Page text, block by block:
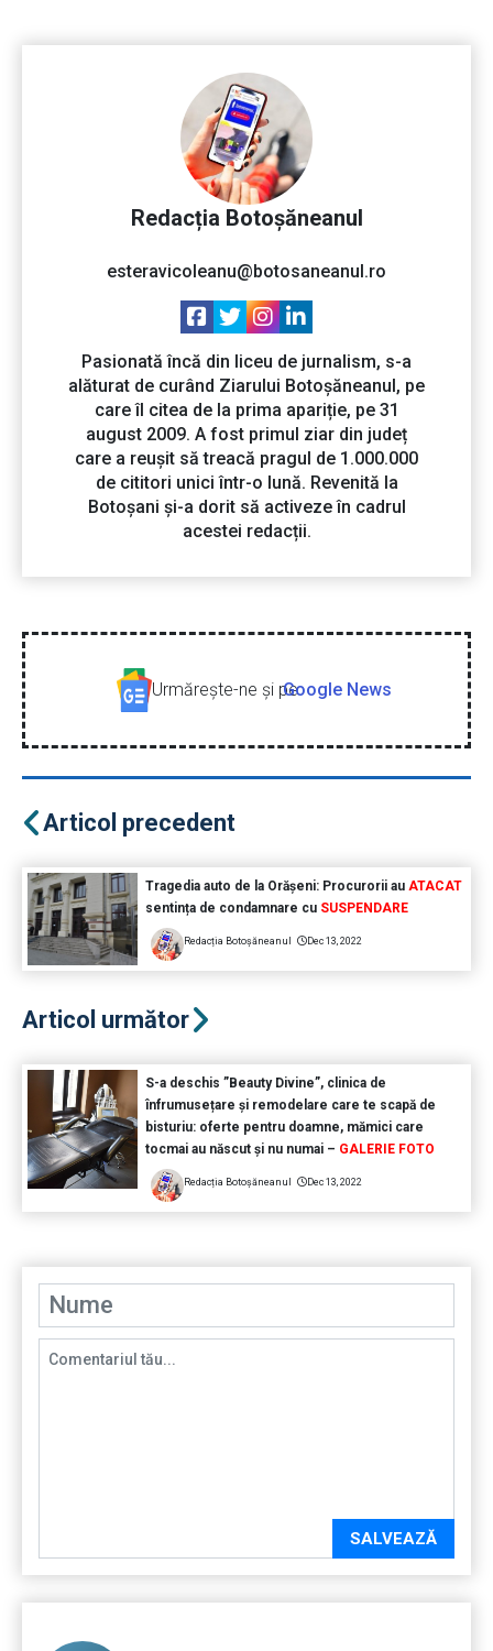
Redacția Botoșăneanul
esteravicoleanu@botosaneanul.ro
Pasionată încă din liceu de jurnalism, s-a
alăturat de curând Ziarului Botoșăneanul, pe
care îl citea de la prima apariție, pe 31
august 2009. A fost primul ziar din județ
care a reușit să treacă pragul de 1.000.000
de cititori unici într-o lună. Revenită la
Botoșani și-a dorit să activeze în cadrul
acestei redacții.
Urmăreşte-ne şi peGoogle News
Articol precedent
Tragedia auto de la Orășeni: Procurorii au ATACAT
sentința de condamnare cu SUSPENDARE
Redacția Botoșăneanul Dec 13, 2022
Articol următor
S-a deschis ”Beauty Divine”, clinica de
înfrumusețare și remodelare care te scapă de
bisturiu: oferte pentru doamne, mămici care
tocmai au născut și nu numai – GALERIE FOTO
Redacția Botoșăneanul Dec 13, 2022
SALVEAZĂ